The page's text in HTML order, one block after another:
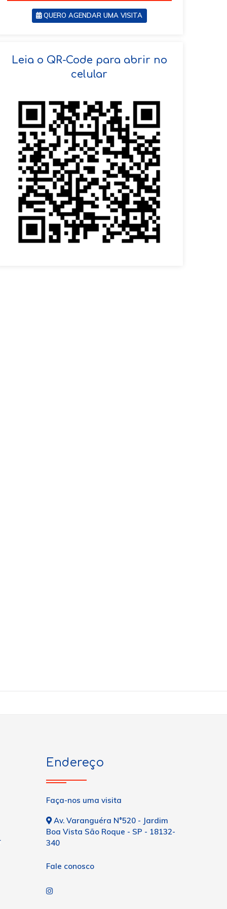
QUERO AGENDAR UMA VISITA
VOLTAR
Leia o QR-Code para abrir no
celular
Endereço
Faça-nos uma visita
Av. Varanguéra N°520 - Jardim
Boa Vista São Roque - SP - 18132-
340
Fale conosco